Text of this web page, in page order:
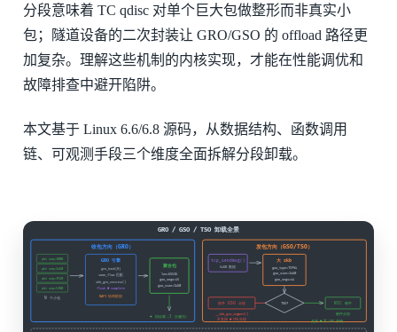
分段意味着 TC qdisc 对单个巨大包做整形而非真实小
包；隧道设备的二次封装让 GRO/GSO 的 offload 路径更
加复杂。理解这些机制的内核实现，才能在性能调优和
故障排查中避开陷阱。
本文基于 Linux 6.6/6.8 源码，从数据结构、函数调用
链、可观测手段三个维度全面拆解分段卸载。